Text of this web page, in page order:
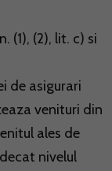
(1), (2), lit. c) si
de asigurari
venituri din
ales de
nivelul